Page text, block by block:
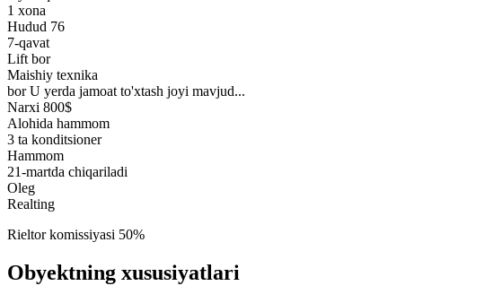
1 xona
Hudud 76
7-qavat
Lift bor
Maishiy texnika
bor U yerda jamoat to'xtash joyi mavjud...
Narxi 800$
Alohida hammom
3 ta konditsioner
Hammom
21-martda chiqariladi
Oleg
Realting
Rieltor komissiyasi 50%
Obyektning xususiyatlari